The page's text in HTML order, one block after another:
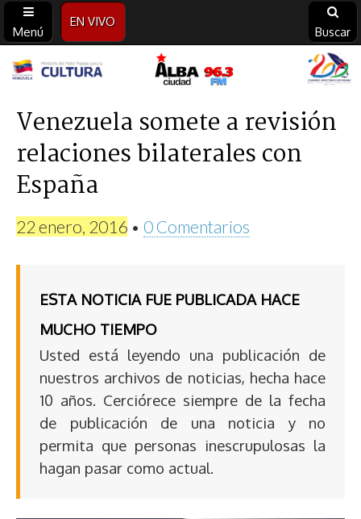
Menú
EN VIVO
Buscar
Alba
Ciudad
96.3
FM
Venezuela somete a revisión
relaciones bilaterales con
España
22 enero, 2016 • 0 Comentarios
ESTA NOTICIA FUE PUBLICADA HACE
MUCHO TIEMPO
Usted está leyendo una publicación de
nuestros archivos de noticias, hecha hace
10 años. Cerciórece siempre de la fecha
de publicación de una noticia y no
permita que personas inescrupulosas la
hagan pasar como actual.